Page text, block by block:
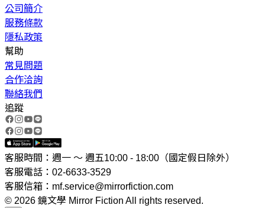
公司簡介
服務條款
隱私政策
幫助
常見問題
合作洽詢
聯絡我們
追蹤
客服時間：週一 ～ 週五10:00 - 18:00（國定假日除外）
客服電話：02-6633-3529
客服信箱：mf.service@mirrorfiction.com
© 2026 鏡文學 Mirror Fiction All rights reserved.